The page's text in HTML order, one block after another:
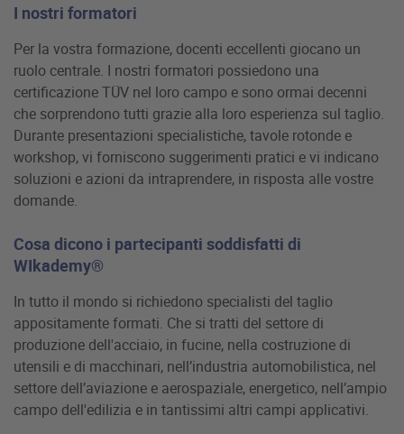
I nostri formatori
Per la vostra formazione, docenti eccellenti giocano un
ruolo centrale. I nostri formatori possiedono una
certificazione TÜV nel loro campo e sono ormai decenni
che sorprendono tutti grazie alla loro esperienza sul taglio.
Durante presentazioni specialistiche, tavole rotonde e
workshop, vi forniscono suggerimenti pratici e vi indicano
soluzioni e azioni da intraprendere, in risposta alle vostre
domande.
Cosa dicono i partecipanti soddisfatti di
WIkademy®
In tutto il mondo si richiedono specialisti del taglio
appositamente formati. Che si tratti del settore di
produzione dell'acciaio, in fucine, nella costruzione di
utensili e di macchinari, nell’industria automobilistica, nel
settore dell’aviazione e aerospaziale, energetico, nell’ampio
campo dell'edilizia e in tantissimi altri campi applicativi.